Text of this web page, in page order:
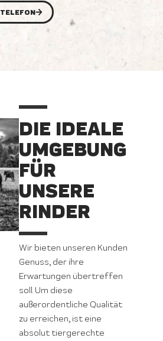
TELEFON
DIE IDEALE
UMGEBUNG
FÜR
UNSERE
RINDER
Wir bieten unseren Kunden
Genuss, der ihre
Erwartungen übertreffen
soll. Um diese
außerordentliche Qualität
zu erreichen, ist eine
absolut tiergerechte